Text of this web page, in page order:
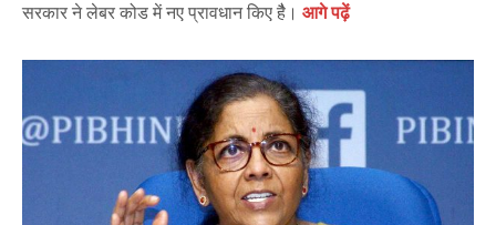
सरकार ने लेबर कोड में नए प्रावधान किए हैै। आगे पढ़ें